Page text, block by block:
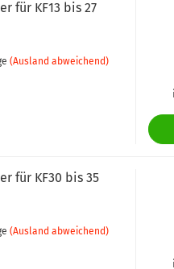
für KF13 bis 27
(Ausland abweichend)
für KF30 bis 35
(Ausland abweichend)